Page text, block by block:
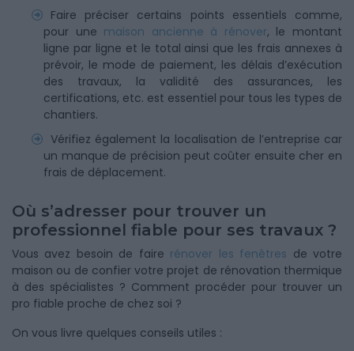
Faire préciser certains points essentiels comme,
pour une maison ancienne à rénover, le montant
ligne par ligne et le total ainsi que les frais annexes à
prévoir, le mode de paiement, les délais d’exécution
des travaux, la validité des assurances, les
certifications, etc. est essentiel pour tous les types de
chantiers.
Vérifiez également la localisation de l’entreprise car
un manque de précision peut coûter ensuite cher en
frais de déplacement.
Où s’adresser pour trouver un
professionnel fiable pour ses travaux ?
Vous avez besoin de faire rénover les fenêtres de votre
maison ou de confier votre projet de rénovation thermique
à des spécialistes ? Comment procéder pour trouver un
pro fiable proche de chez soi ?
On vous livre quelques conseils utiles :